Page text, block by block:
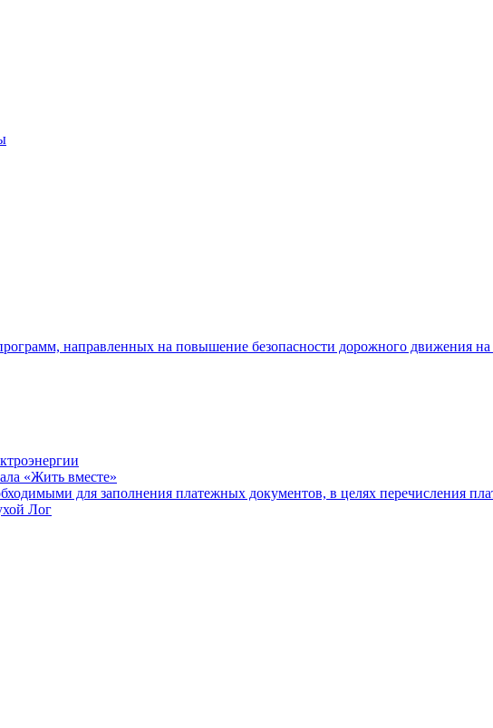
направленных на повышение безопасности дорожного движения на
«Жить вместе»
для заполнения платежных документов, в целях перечисления
Лог